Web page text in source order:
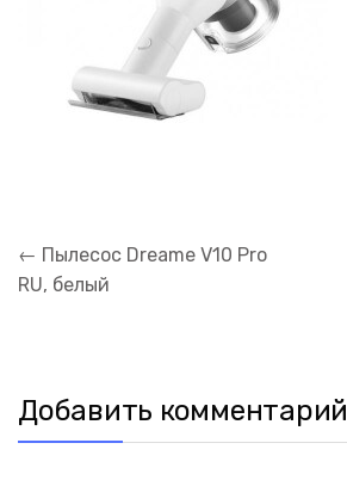
Навигация
по
← Пылесос Dreame V10 Pro
RU, белый
Добавить комментарий